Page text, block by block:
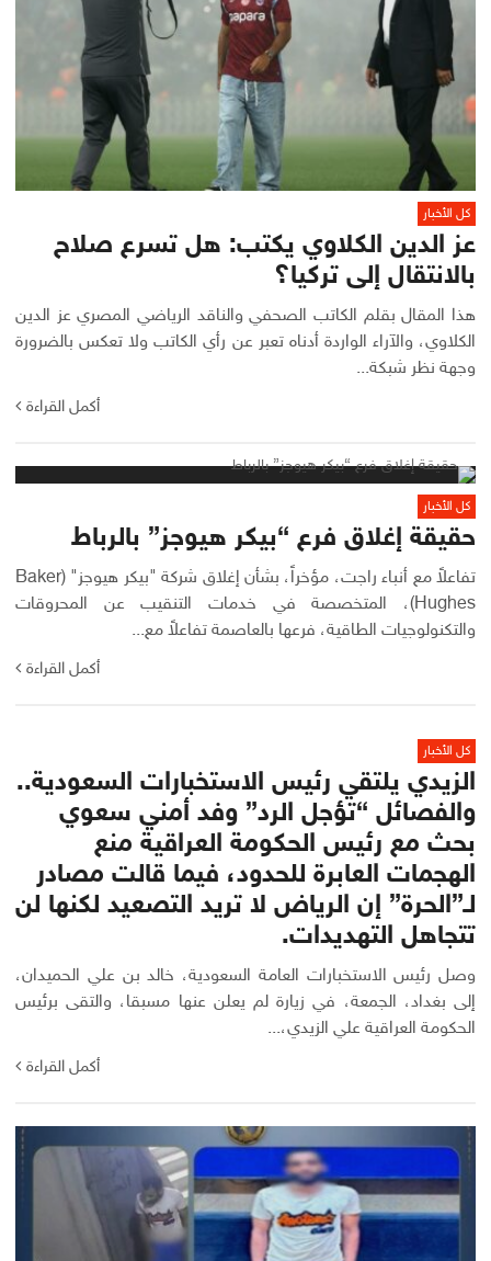
كل الأخبار
عز الدين الكلاوي يكتب: هل تسرع صلاح
بالانتقال إلى تركيا؟
هذا المقال بقلم الكاتب الصحفي والناقد الرياضي المصري عز الدين
الكلاوي، والآراء الواردة أدناه تعبر عن رأي الكاتب ولا تعكس بالضرورة
وجهة نظر شبكة...
أكمل القراءة
كل الأخبار
حقيقة إغلاق فرع “بيكر هيوجز” بالرباط
تفاعلاً مع أنباء راجت، مؤخراً، بشأن إغلاق شركة "بيكر هيوجز" (Baker
Hughes)، المتخصصة في خدمات التنقيب عن المحروقات
والتكنولوجيات الطاقية، فرعها بالعاصمة تفاعلاً مع...
أكمل القراءة
كل الأخبار
الزيدي يلتقي رئيس الاستخبارات السعودية..
والفصائل “تؤجل الرد” وفد أمني سعوي
بحث مع رئيس الحكومة العراقية منع
الهجمات العابرة للحدود، فيما قالت مصادر
لـ”الحرة” إن الرياض لا تريد التصعيد لكنها لن
تتجاهل التهديدات.
وصل رئيس الاستخبارات العامة السعودية، خالد بن علي الحميدان،
إلى بغداد، الجمعة، في زيارة لم يعلن عنها مسبقا، والتقى برئيس
الحكومة العراقية علي الزيدي،...
أكمل القراءة